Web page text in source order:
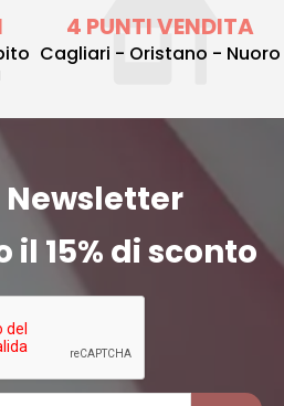
4 PUNTI VENDITA
Cagliari - Oristano - Nuoro
il 15% di sconto